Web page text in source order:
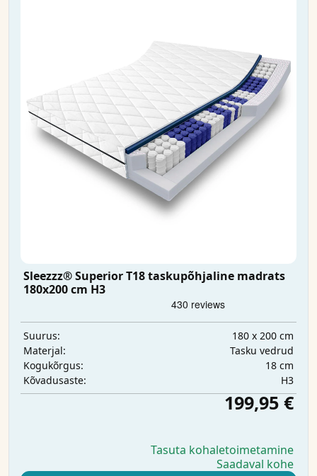
Sleezzz® Superior T18 taskupõhjaline madrats
180x200 cm H3
Suurus:
180 x 200 cm
Materjal:
Tasku vedrud
Kogukõrgus:
18 cm
Kõvadusaste:
H3
199,95 €
Tasuta kohaletoimetamine
Saadaval kohe